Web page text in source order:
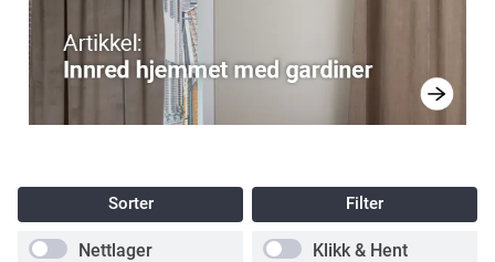
Nettlager Klikk & Hent
Filter
Sorter